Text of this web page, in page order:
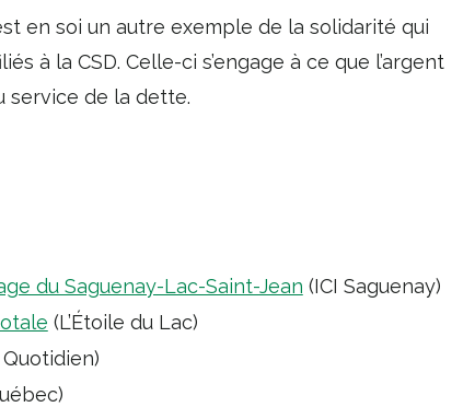
en soi un autre exemple de la solidarité qui
à la CSD. Celle-ci s’engage à ce que l’argent
service de la dette.
du Saguenay-Lac-Saint-Jean (ICI Saguenay)
(L’Étoile du Lac)